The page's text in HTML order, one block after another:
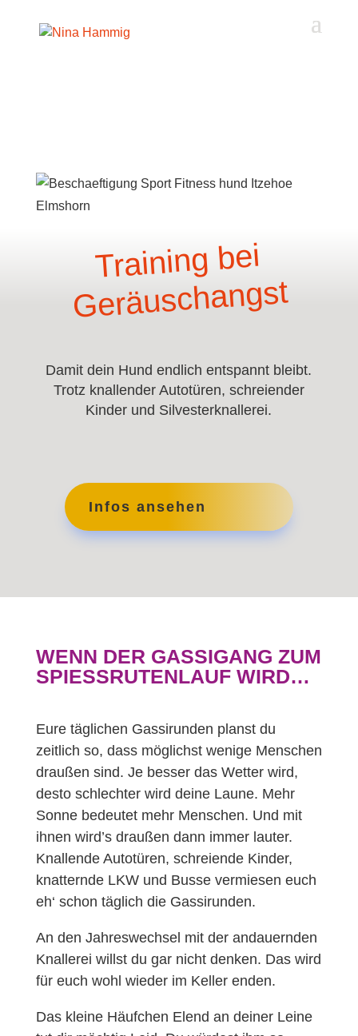
Training bei
Geräuschangst
Damit dein Hund endlich entspannt bleibt.
Trotz knallender Autotüren, schreiender
Kinder und Silvesterknallerei.
Infos ansehen
WENN DER GASSIGANG ZUM
SPIESSRUTENLAUF WIRD…
Eure täglichen Gassirunden planst du
zeitlich so, dass möglichst wenige Menschen
draußen sind. Je besser das Wetter wird,
desto schlechter wird deine Laune. Mehr
Sonne bedeutet mehr Menschen. Und mit
ihnen wird’s draußen dann immer lauter.
Knallende Autotüren, schreiende Kinder,
knatternde LKW und Busse vermiesen euch
eh‘ schon täglich die Gassirunden.
An den Jahreswechsel mit der andauernden
Knallerei willst du gar nicht denken. Das wird
für euch wohl wieder im Keller enden.
Das kleine Häufchen Elend an deiner Leine